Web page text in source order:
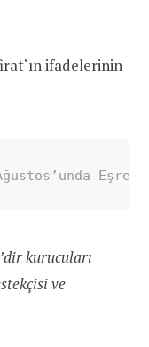
‘ınifadelerinin
Eşref
kurucuları
ve